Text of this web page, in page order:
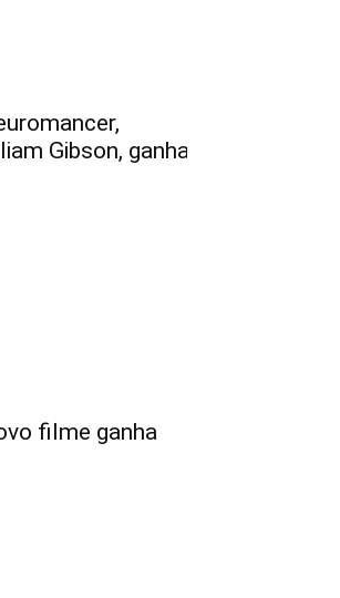
Gibson, ganha
filme ganha